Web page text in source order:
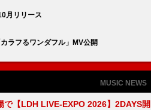
月リリース
ラフるワンダフル」MV公開
MUSIC NEWS
【LDH LIVE-EXPO 2026】2DAYS開